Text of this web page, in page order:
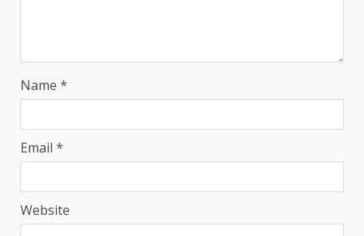
Name *
Email *
Website